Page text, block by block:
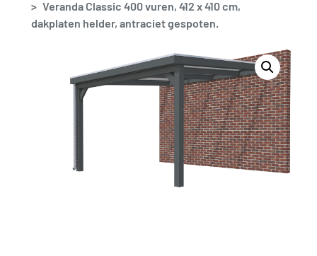
Veranda Classic 400 vuren, 412 x 410 cm,
dakplaten helder, antraciet gespoten.